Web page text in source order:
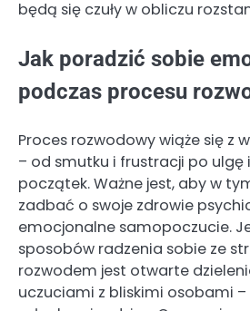
będą się czuły w obliczu
Jak poradzić sobie
podczas procesu
Proces rozwodowy wiąże się z
– od smutku i frustracji po ulgę
początek. Ważne jest, aby w
zadbać o swoje zdrowie
emocjonalne samopoczucie.
sposobów radzenia sobie ze
rozwodem jest otwarte
uczuciami z bliskimi osobami –